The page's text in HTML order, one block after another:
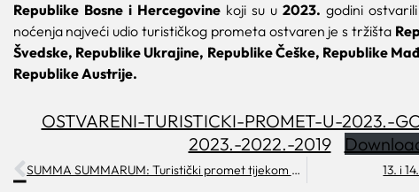
Republike Bosne i Hercegovine koji su u2023. godini
noćenja najveći udio turističkog prometa ostvaren je s tržišta
Švedske, Republike Ukrajine, Republike Češke, Republike
Republike Austrije.
OSTVARENI-TURISTICKI-PROMET-U-2023.-
2023.-2022.-2019
SUMMA SUMMARUM: Turistički promet tijekom božićnih i novogodišnjih blagdana 13. i